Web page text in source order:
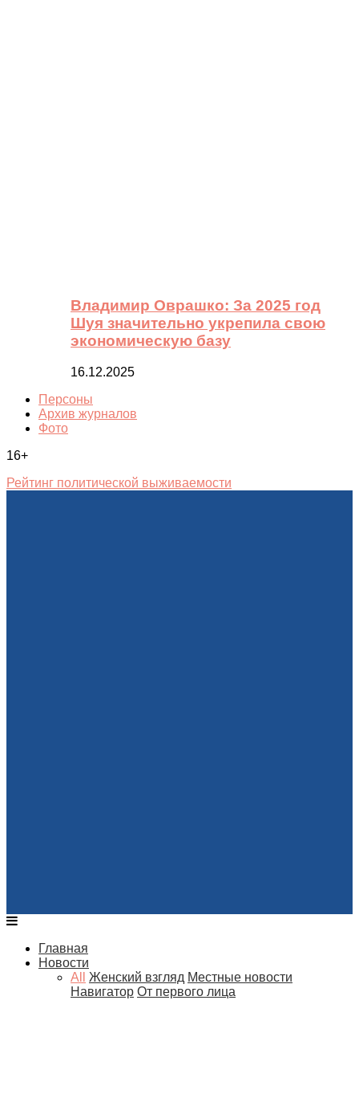
Владимир Оврашко: За 2025 год
Шуя значительно укрепила свою
экономическую базу
16.12.2025
Персоны
Архив журналов
Фото
16+
Рейтинг политической выживаемости
Главная
Новости
All
Женский взгляд Местные новости
Навигатор От первого лица